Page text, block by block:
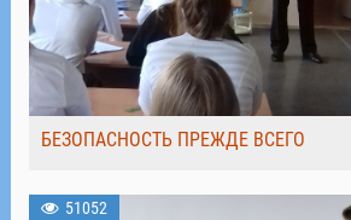
БЕЗОПАСНОСТЬ ПРЕЖДЕ ВСЕГО
51052